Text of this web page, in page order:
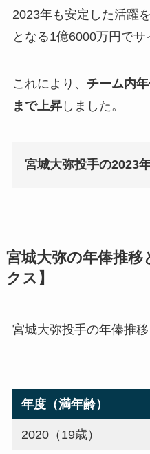
2023年も安定した活躍
となる1億6000万円でサ
これにより、 チーム内
まで上昇しました。
宮城大弥投手の2023
宮城大弥の年俸推移
クス】
宮城大弥投手の年俸推
年度（満年齢）
2020（19歳）